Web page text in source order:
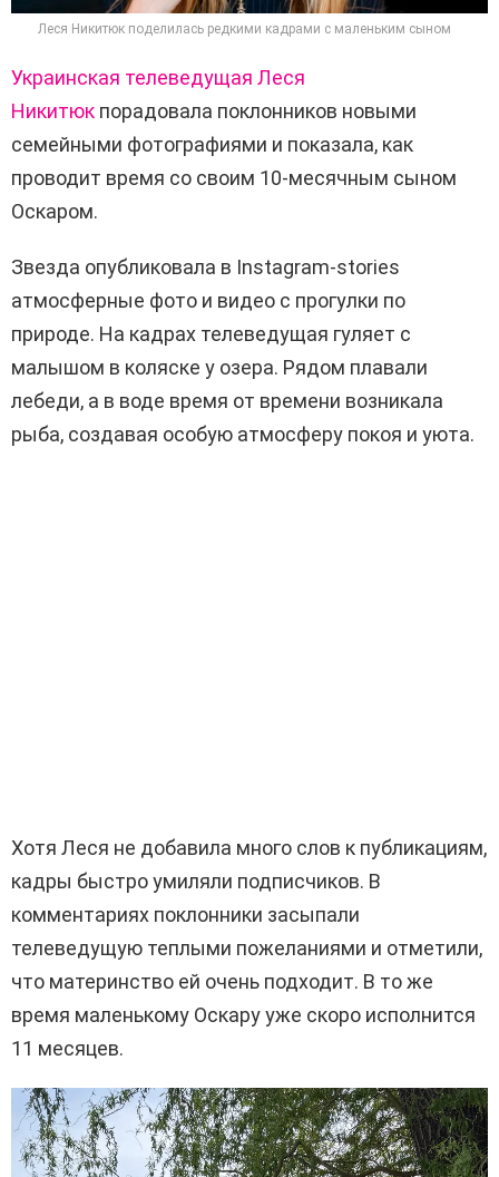
Леся Никитюк поделилась редкими кадрами с маленьким сыном
Украинская телеведущая Леся
Никитюк порадовала поклонников новыми
семейными фотографиями и показала, как
проводит время со своим 10-месячным сыном
Оскаром.
Звезда опубликовала в Instagram-stories
атмосферные фото и видео с прогулки по
природе. На кадрах телеведущая гуляет с
малышом в коляске у озера. Рядом плавали
лебеди, а в воде время от времени возникала
рыба, создавая особую атмосферу покоя и уюта.
Хотя Леся не добавила много слов к публикациям,
кадры быстро умиляли подписчиков. В
комментариях поклонники засыпали
телеведущую теплыми пожеланиями и отметили,
что материнство ей очень подходит. В то же
время маленькому Оскару уже скоро исполнится
11 месяцев.
и